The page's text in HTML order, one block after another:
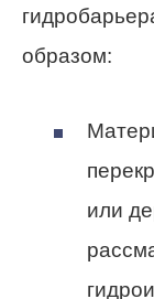
образом:
или